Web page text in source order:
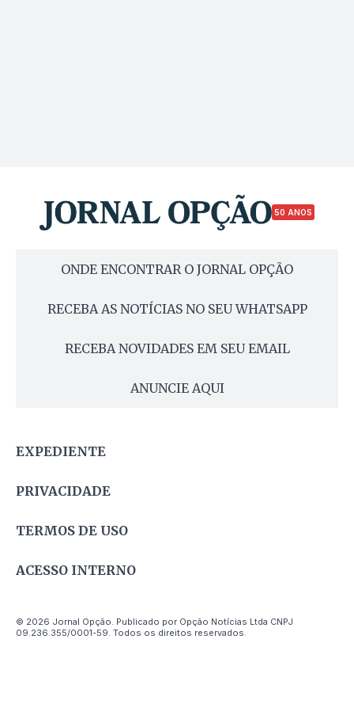
50 ANOS
ONDE ENCONTRAR O JORNAL OPÇÃO
RECEBA AS NOTÍCIAS NO SEU WHATSAPP
RECEBA NOVIDADES EM SEU EMAIL
ANUNCIE AQUI
EXPEDIENTE
PRIVACIDADE
TERMOS DE USO
ACESSO INTERNO
© 2026 Jornal Opção. Publicado por Opção Notícias Ltda CNPJ
09.236.355/0001-59. Todos os direitos reservados.